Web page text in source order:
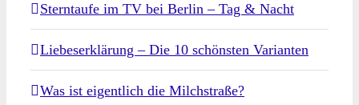
Sterntaufe im TV bei Berlin – Tag & Nacht
Liebeserklärung – Die 10 schönsten Varianten
Was ist eigentlich die Milchstraße?